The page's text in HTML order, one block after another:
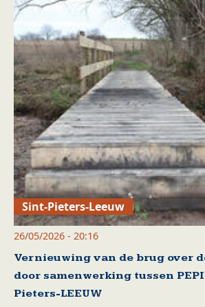
Sint-Pieters-Leeuw
26/05/2026 - 20:16
Vernieuwing van de brug over
door samenwerking tussen
Pieters-LEEUW